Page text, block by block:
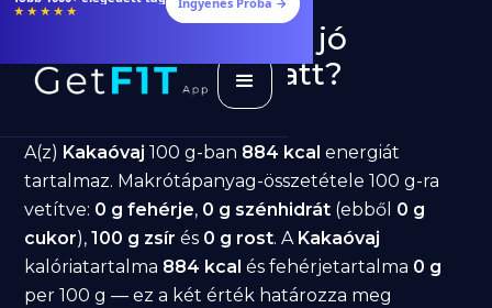
★★★★★
Kakaóvaj fogyásra: jó
választás diéta alatt?
A(z) Kakaóvaj 100 g-ban 884 kcal energiát
tartalmaz. Makrótápanyag-összetétele 100 g-ra
vetítve: 0 g fehérje, 0 g szénhidrát (ebből 0 g
cukor),100 g zsír és 0 g rost. A Kakaóvaj
kalóriatartalma 884 kcal és fehérjetartalma 0 g
per 100 g — ez a két érték határozza meg